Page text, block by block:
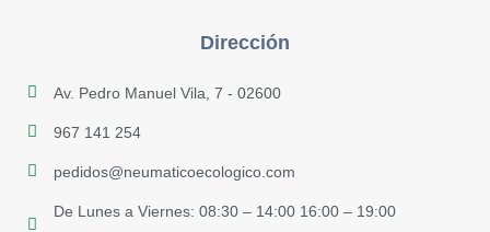
Dirección
Av. Pedro Manuel Vila, 7 - 02600
967 141 254
pedidos@neumaticoecologico.com
De Lunes a Viernes: 08:30 – 14:00 16:00 – 19:00